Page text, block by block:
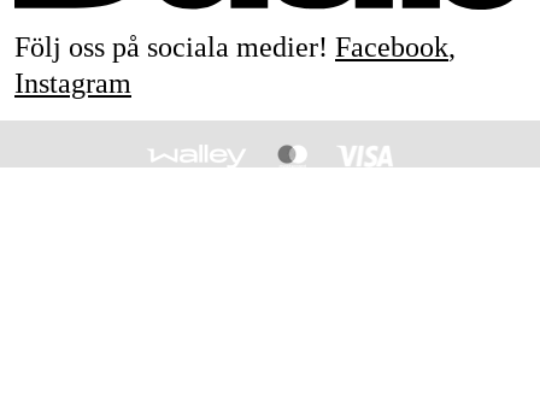
Följ oss på sociala medier! Facebook,
Instagram